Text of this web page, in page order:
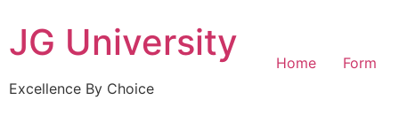
content
JG University
Excellence By Choice
Home Form